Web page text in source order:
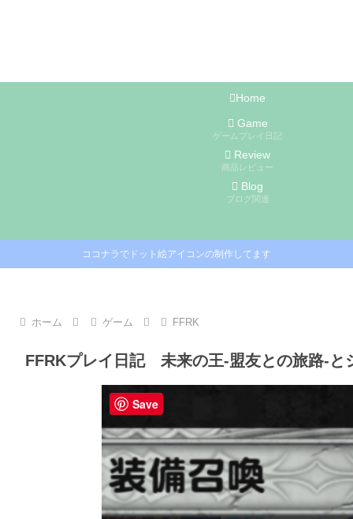
Home
Game
ゲームプレイ日記
Review
商品レビュー
Blog
ブログ関連
ココナラでドット絵アイコンの制作してます
ホーム ゲーム FFRK
FFRKプレイ日記 未来の王-盟友との旅路-と
Save